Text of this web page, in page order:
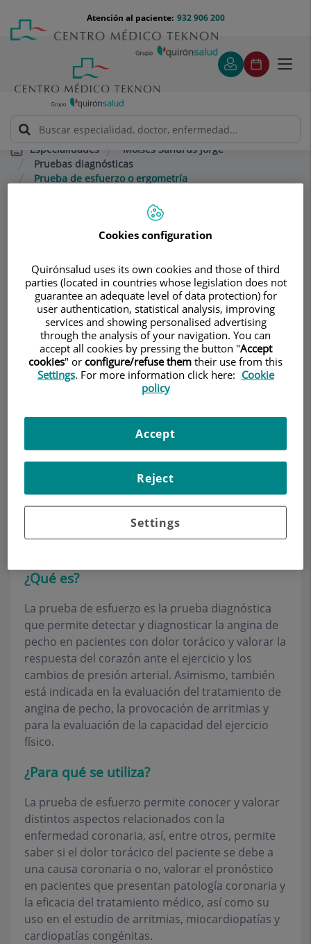
contenido
Menú
teléfono
cabecera
932 906 200
Atención al paciente:
Especialidades
Moisés Sandrús Jorge
Pruebas diagnósticas
Prueba de esfuerzo o ergometría
Consultorio
Moisés Sandrús
Jorge
MEDICINA INTERNANEFROLOGÍA
DescripciónServiciosEquipoContactoDatos de interés
Horario
Pedir cita
Prueba de esfuerzo o
ergometría
¿Qué es?
La prueba de esfuerzo es la prueba diagnóstica
que permite detectar y diagnosticar la angina de
pecho en pacientes con dolor torácico y valorar la
respuesta del corazón ante el ejercicio y los
cambios de presión arterial. Asimismo, también
está indicada en la evaluación del tratamiento de
angina de pecho, la provocación de arritmias y
para la evaluación de la capacidad del ejercicio
físico.
¿Para qué se utiliza?
La prueba de esfuerzo permite conocer y valorar
distintos aspectos relacionados con la
enfermedad coronaria, así, entre otros, permite
saber si el dolor torácico del paciente se debe a
una causa coronaria o no, valorar el pronóstico
en pacientes que presentan patología coronaria y
la eficacia del tratamiento médico, así como su
uso en el estudio de arritmias, miocardiopatías y
cardiopatías congénitas.
Cookies configuration
Quirónsalud uses its own cookies and those of third
parties (located in countries whose legislation does not
guarantee an adequate level of data protection) for
user authentication, statistical analysis, improving
services and showing personalised advertising
through the analysis of your navigation. You can
accept all cookies by pressing the button "Accept
cookies" or configure/refuse them their use from this
Settings. For more information click here: Cookie
policy
Settings
Reject
Accept